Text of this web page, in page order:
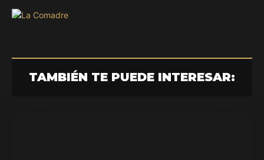
TAMBIÉN TE PUEDE INTERESAR: